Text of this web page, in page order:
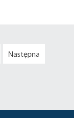
Następna